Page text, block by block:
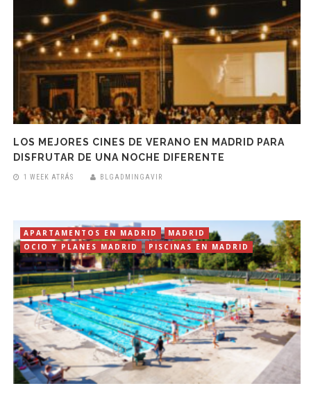
LOS MEJORES CINES DE VERANO EN MADRID PARA
DISFRUTAR DE UNA NOCHE DIFERENTE
1 WEEK ATRÁS BLGADMINGAVIR
APARTAMENTOS EN MADRID
MADRID
OCIO Y PLANES MADRID
PISCINAS EN MADRID